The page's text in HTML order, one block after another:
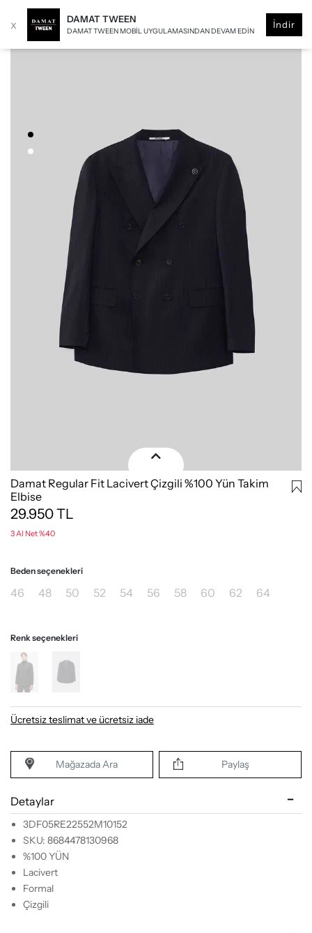
x DAMAT TWEEN
DAMAT TWEEN MOBIL UYGULAMASINDAN DEVAM EDIN
İndir
Damat Regular Fit Lacivert Çizgili %100 Yün Takim
Elbise
29.950TL
3 Al Net %40
Beden seçenekleri
46 48 50 52 54 56 58 60 62 64
Renk seçenekleri
Ücretsiz teslimat ve ücretsiz iade
Mağazada Ara Paylaş
Detaylar
3DF05RE22552M10152
SKU: 8684478130968
%100 YÜN
Lacivert
Formal
Çizgili